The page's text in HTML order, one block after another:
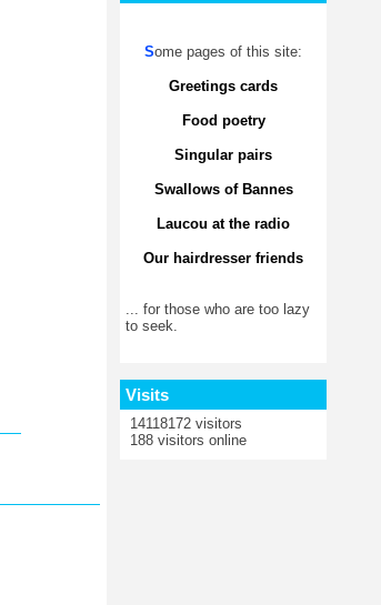
Some pages of this site:
Greetings cards
Food poetry
Singular pairs
Swallows of Bannes
Laucou at the radio
Our hairdresser friends
... for those who are too lazy
to seek.
Visits
14118172 visitors
188 visitors online